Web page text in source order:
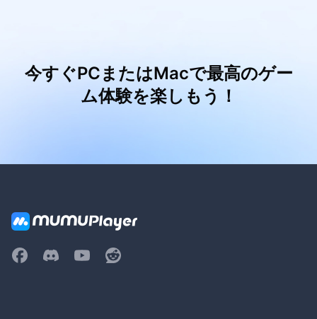
今すぐPCまたはMacで最高のゲー
ム体験を楽しもう！